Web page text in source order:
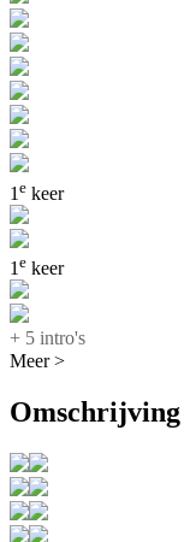
1 e keer
1 e keer
+ 5 intro's
Meer >
Omschrijving